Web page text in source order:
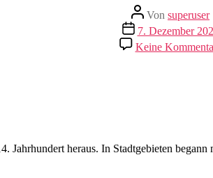
Beitragsautor
Von superuser
7. Dezember
Keine
Jahrhundert heraus. In Stadtgebieten